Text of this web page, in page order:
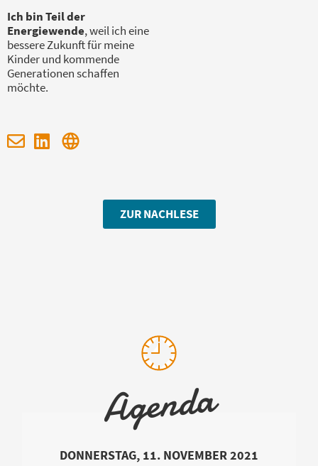
Ich bin Teil der
Energiewende, weil ich eine
bessere Zukunft für meine
Kinder und kommende
Generationen schaffen
möchte.
ZUR NACHLESE
Agenda
DONNERSTAG, 11. NOVEMBER 2021